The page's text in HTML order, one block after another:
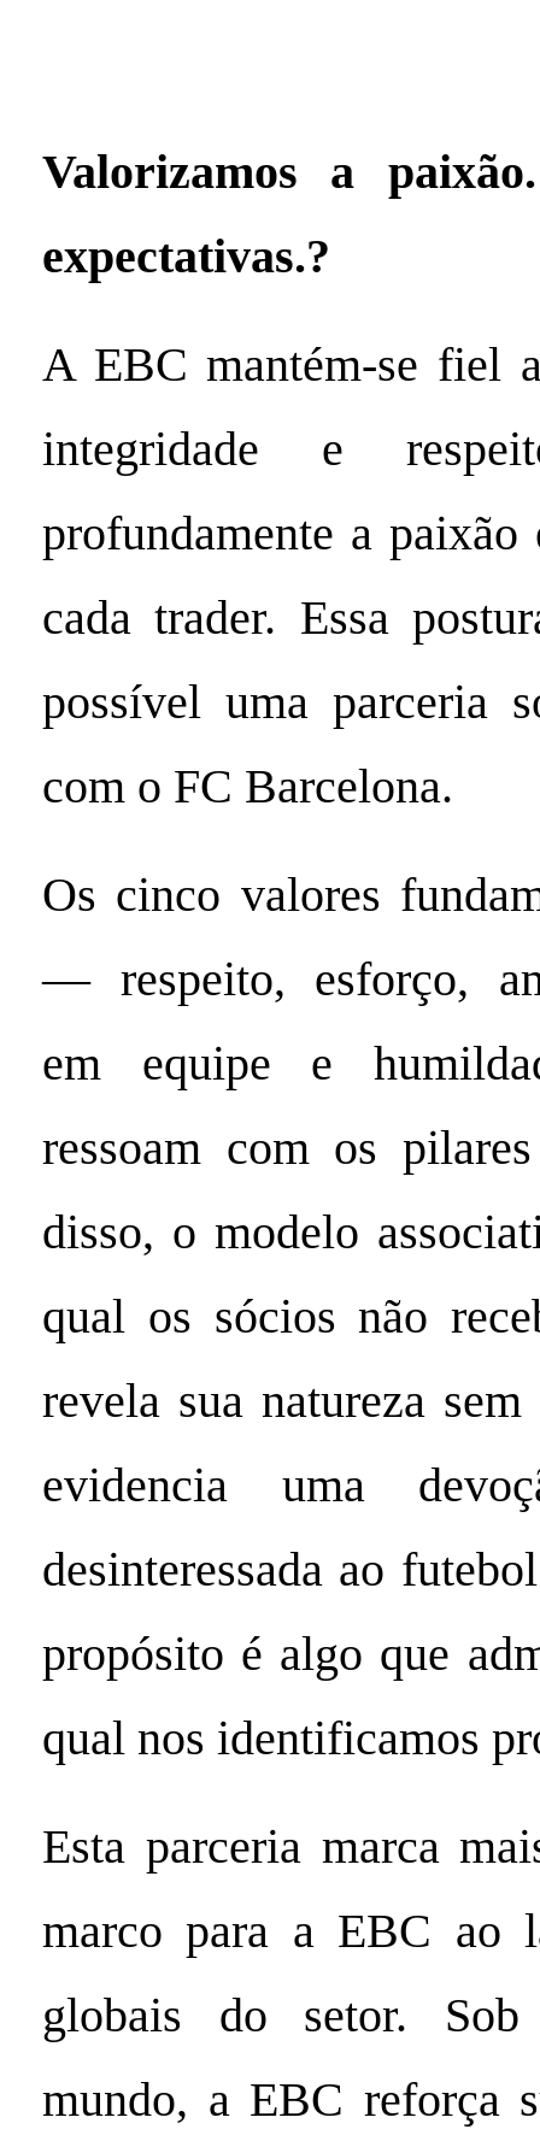
Valorizamos a
expectativas.?
A EBC mantém-se fiel
integridade e
profundamente a
cada trader. Essa
possível uma parceria
com o FC Barcelona.
Os cinco valores
— respeito, esforço,
em equipe e
ressoam com os
disso, o modelo
qual os sócios não
revela sua natureza
evidencia uma
desinteressada ao
propósito é algo que
qual nos identificamos
Esta parceria marca
marco para a EBC ao
globais do setor.
mundo, a EBC reforça